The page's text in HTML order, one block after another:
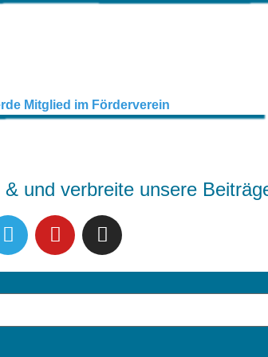
und verbreite unsere